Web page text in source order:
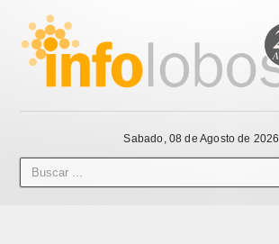
Sabado, 08 de Agosto de 2026